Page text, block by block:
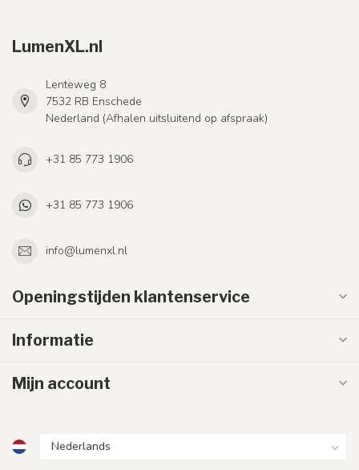
LumenXL.nl
Lenteweg 8
7532 RB Enschede
Nederland (Afhalen uitsluitend op afspraak)
+31 85 773 1906
+31 85 773 1906
info@lumenxl.nl
Openingstijden klantenservice
Informatie
Mijn account